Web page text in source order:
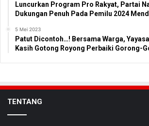
Luncurkan Program Pro Rakyat, Partai
Dukungan Penuh Pada Pemilu 2024
5 Mei 2023
Patut Dicontoh…! Bersama Warga,
Kasih Gotong Royong Perbaiki Gorong-
TENTANG